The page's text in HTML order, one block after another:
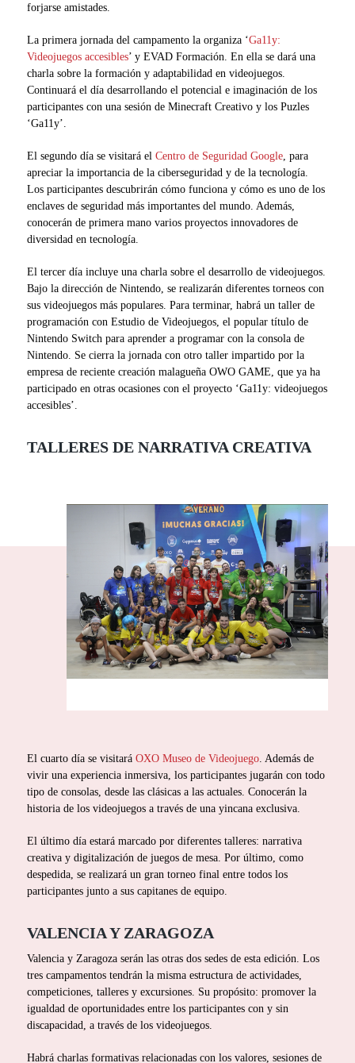
forjarse amistades.
La primera jornada del campamento la organiza ‘Ga11y:
Videojuegos accesibles’ y EVAD Formación. En ella se dará una
charla sobre la formación y adaptabilidad en videojuegos.
Continuará el día desarrollando el potencial e imaginación de los
participantes con una sesión de Minecraft Creativo y los Puzles
‘Ga11y’.
El segundo día se visitará elCentro de Seguridad Google , para
apreciar la importancia de la ciberseguridad y de la tecnología.
Los participantes descubrirán cómo funciona y cómo es uno de los
enclaves de seguridad más importantes del mundo. Además,
conocerán de primera mano varios proyectos innovadores de
diversidad en tecnología.
El tercer día incluye una charla sobre el desarrollo de videojuegos.
Bajo la dirección de Nintendo, se realizarán diferentes torneos con
sus videojuegos más populares. Para terminar, habrá un taller de
programación con Estudio de Videojuegos, el popular título de
Nintendo Switch para aprender a programar con la consola de
Nintendo. Se cierra la jornada con otro taller impartido por la
empresa de reciente creación malagueña OWO GAME, que ya ha
participado en otras ocasiones con el proyecto ‘Ga11y: videojuegos
accesibles’.
TALLERES DE NARRATIVA CREATIVA
El cuarto día se visitaráOXO Museo de Videojuego. Además de
vivir una experiencia inmersiva, los participantes jugarán con todo
tipo de consolas, desde las clásicas a las actuales. Conocerán la
historia de los videojuegos a través de una yincana exclusiva.
El último día estará marcado por diferentes talleres: narrativa
creativa y digitalización de juegos de mesa. Por último, como
despedida, se realizará un gran torneo final entre todos los
participantes junto a sus capitanes de equipo.
VALENCIA Y ZARAGOZA
Valencia y Zaragoza serán las otras dos sedes de esta edición. Los
tres campamentos tendrán la misma estructura de actividades,
competiciones, talleres y excursiones. Su propósito: promover la
igualdad de oportunidades entre los participantes con y sin
discapacidad, a través de los videojuegos.
Habrá charlas formativas relacionadas con los valores, sesiones de